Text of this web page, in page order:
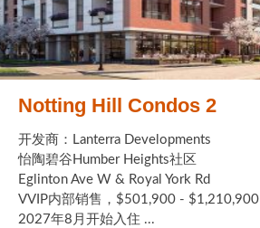
Notting Hill Condos 2
开发商：Lanterra Developments
怡陶碧谷Humber Heights社区
Eglinton Ave W & Royal York Rd
VVIP内部销售，$501,900 - $1,210,900
2027年8月开始入住 ...